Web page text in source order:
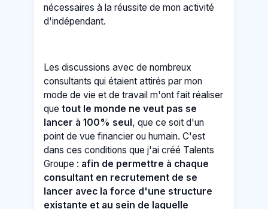
nécessaires à la réussite de mon activité
d'indépendant.
Les discussions avec de nombreux
consultants qui étaient attirés par mon
mode de vie et de travail m'ont fait réaliser
quetout le monde ne veut pas se
lancer à 100% seul , que ce soit d'un
point de vue financier ou humain. C'est
dans ces conditions que j'ai créé Talents
Groupe : afin de permettre à chaque
consultant en recrutement de se
lancer avec la force d'une structure
existante et au sein de laquelle